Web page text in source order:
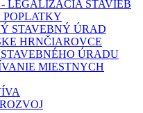
LEGALIZÁCIA STAVIEB
POPLATKY
STAVEBNÝ ÚRAD
HRNČIAROVCE
ÚRADU
MIESTNYCH